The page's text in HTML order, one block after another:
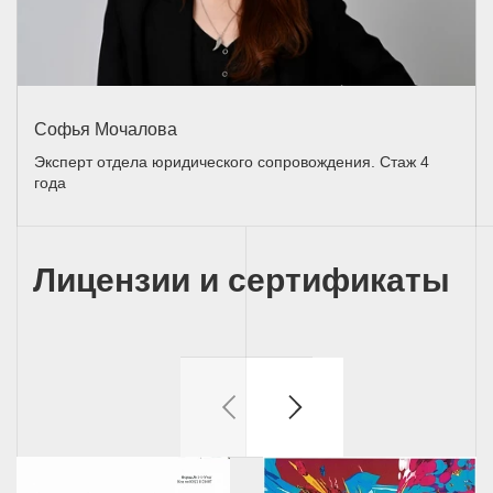
Софья Мочалова
Эксперт отдела юридического сопровождения. Стаж 4
года
Лицензии и сертификаты